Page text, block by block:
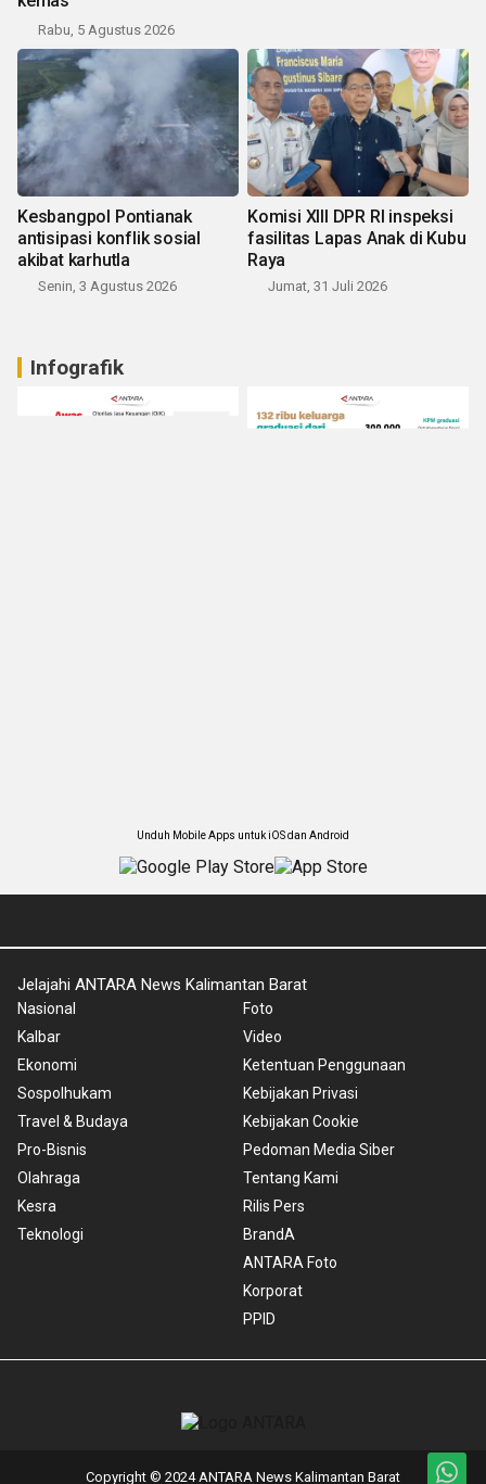
Rabu, 5 Agustus 2026
Kesbangpol Pontianak
antisipasi konflik sosial
akibat karhutla
Senin, 3 Agustus 2026
Komisi XIII DPR RI inspeksi
fasilitas Lapas Anak di Kubu
Raya
Jumat, 31 Juli 2026
Infografik
Unduh Mobile Apps untuk iOS dan Android
Jelajahi ANTARA News Kalimantan Barat
Nasional
Kalbar
Ekonomi
Sospolhukam
Travel & Budaya
Pro-Bisnis
Olahraga
Kesra
Teknologi
Foto
Video
Ketentuan Penggunaan
Kebijakan Privasi
Kebijakan Cookie
Pedoman Media Siber
Tentang Kami
Rilis Pers
BrandA
ANTARA Foto
Korporat
PPID
Copyright © 2024 ANTARA News Kalimantan Barat